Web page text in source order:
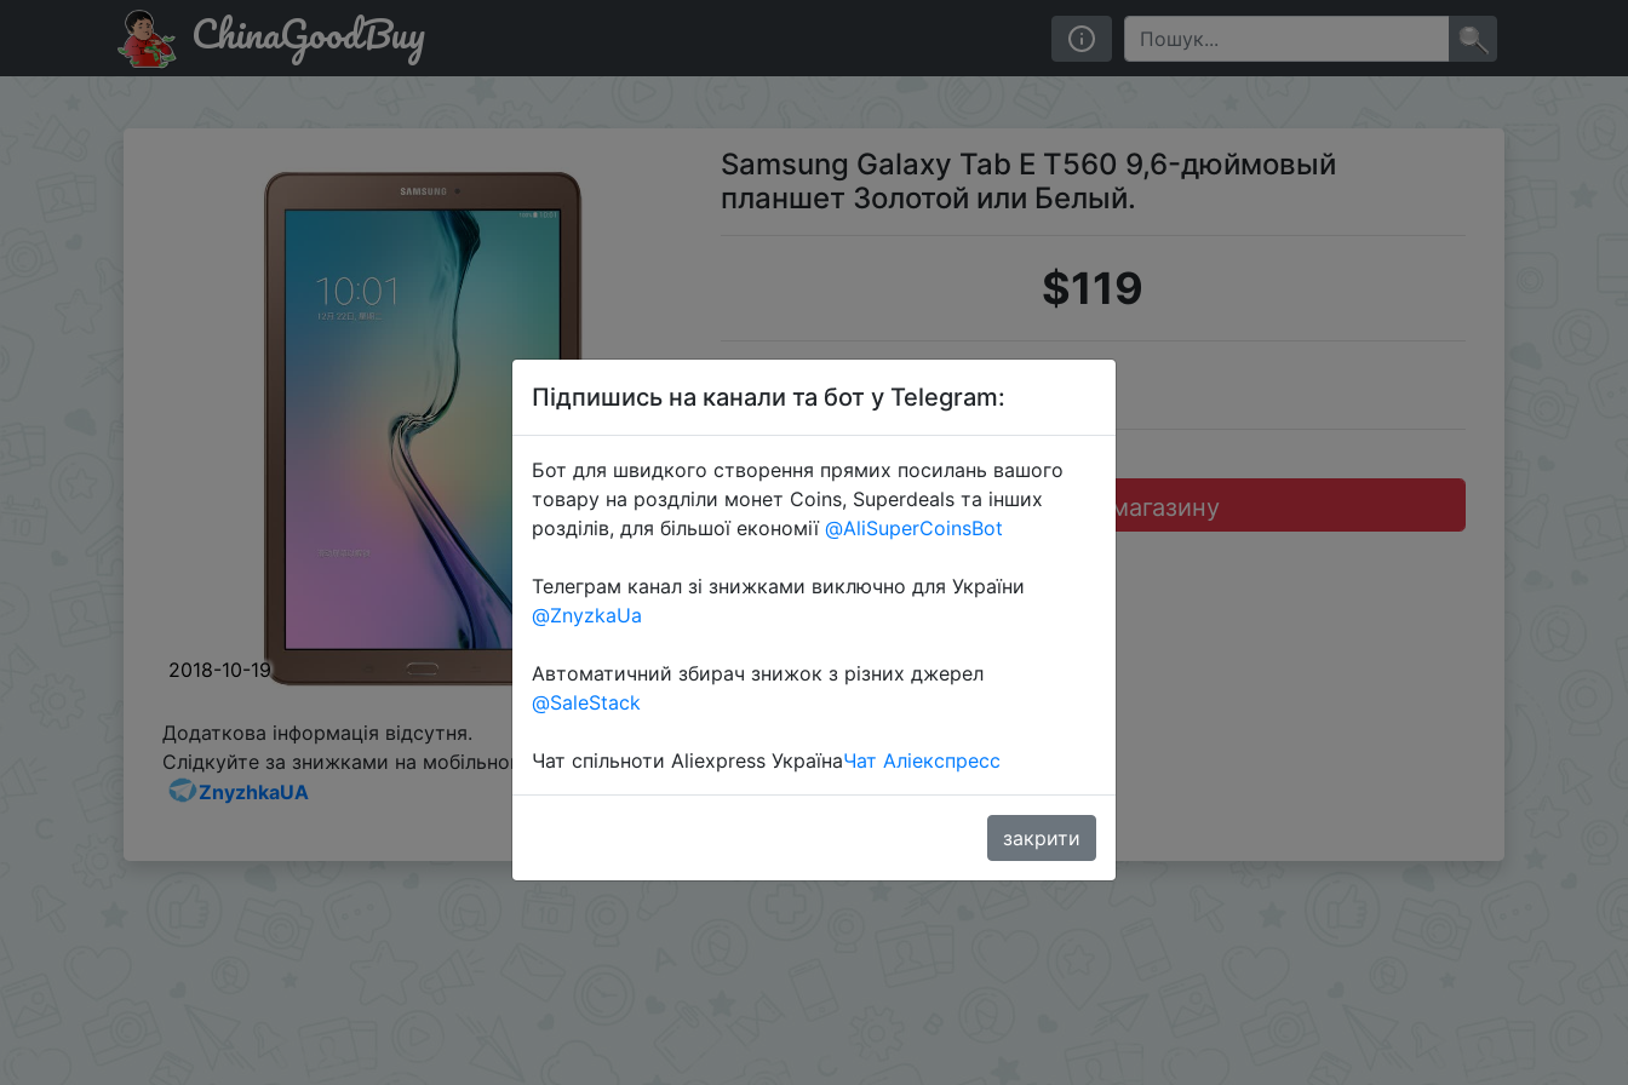
Придбати по акціи Samsung Galaxy Tab E T560 9,6-дюймовый планшет Золотой или Белый.
ChinaGoodBuy
2018-10-19
Samsung Galaxy Tab E T560 9,6-дюймовый
планшет Золотой или Белый.
$119
Перейти до магазину
Додаткова інформація відсутня.
Слідкуйте за знижками на мобільному, в телеграм каналі:
ZnyzhkaUA
Підпишись на канали та бот у Telegram:
Бот для швидкого створення прямих посилань вашого
товару на роздліли монет Coins, Superdeals та інших
розділів, для більшої економії @AliSuperCoinsBot
Телеграм канал зі знижками виключно для України
@ZnyzkaUa
Автоматичний збирач знижок з різних джерел
@SaleStack
Чат спільноти Aliexpress УкраїнаЧат Аліекспресс
закрити